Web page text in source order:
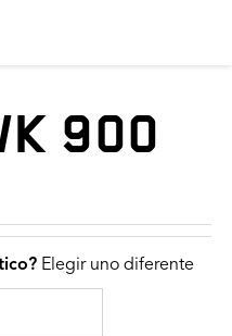
900
Elegir uno diferente